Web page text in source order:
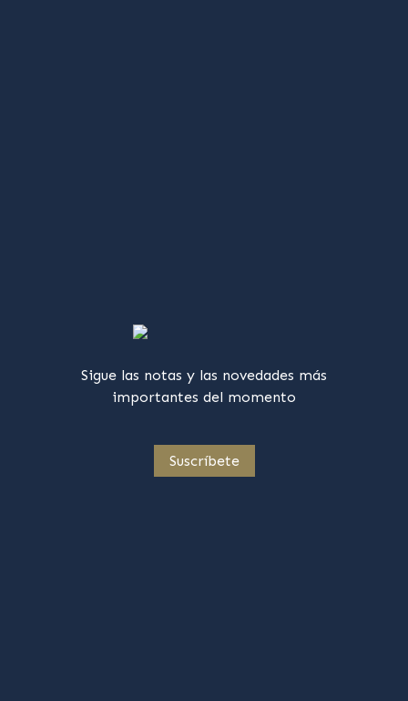
Sigue las notas y las novedades más
importantes del momento
Suscríbete